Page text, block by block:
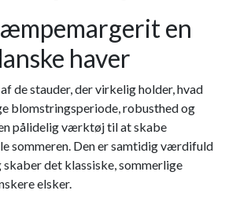
en
haver
de stauder, der virkelig holder, hvad
blomstringsperiode, robusthed og
pålidelig værktøj til at skabe
sommeren. Den er samtidig værdifuld
det klassiske, sommerlige
elsker.